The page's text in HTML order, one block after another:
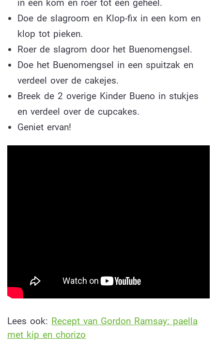
in een kom en roer tot een geheel.
Doe de slagroom en Klop-fix in een kom en
klop tot pieken.
Roer de slagrom door het Buenomengsel.
Doe het Buenomengsel in een spuitzak en
verdeel over de cakejes.
Breek de 2 overige Kinder Bueno in stukjes
en verdeel over de cupcakes.
Geniet ervan!
Lees ook: Recept van Gordon Ramsay: paella
met kip en chorizo